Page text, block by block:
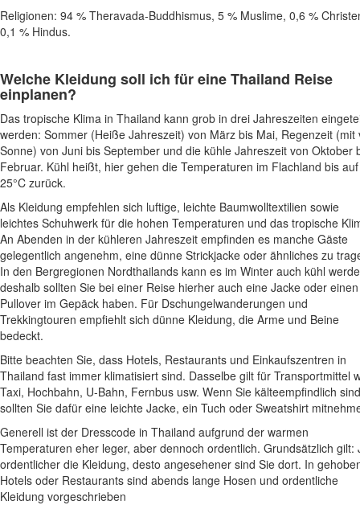
Religionen: 94 % Theravada-Buddhismus, 5 % Muslime, 0,6 %
0,1 % Hindus.
Welche Kleidung soll ich für eineThailand Reise
einplanen?
Das tropische Klima in Thailand kann grob in drei Jahreszeiten
werden: Sommer (Heiße Jahreszeit) von März bis Mai, Regenzeit (mit
Sonne) von Juni bis September und die kühle Jahreszeit von Oktober
Februar. Kühl heißt, hier gehen die Temperaturen im Flachland bis auf
25°C zurück.
Als Kleidung empfehlen sich luftige, leichte Baumwolltextilien sowie
leichtes Schuhwerk für die hohen Temperaturen und das tropische
An Abenden in der kühleren Jahreszeit empfinden es manche Gäste
gelegentlich angenehm, eine dünne Strickjacke oder ähnliches zu
In den Bergregionen Nordthailands kann es im Winter auch kühl
deshalb sollten Sie bei einer Reise hierher auch eine Jacke oder einen
Pullover im Gepäck haben. Für Dschungelwanderungen und
Trekkingtouren empfiehlt sich dünne Kleidung, die Arme und Beine
bedeckt.
Bitte beachten Sie, dass Hotels, Restaurants und Einkaufszentren in
Thailand fast immer klimatisiert sind. Dasselbe gilt für Transportmittel
Taxi, Hochbahn, U-Bahn, Fernbus usw. Wenn Sie kälteempfindlich
sollten Sie dafür eine leichte Jacke, ein Tuch oder Sweatshirt
Generell ist der Dresscode in Thailand aufgrund der warmen
Temperaturen eher leger, aber dennoch ordentlich. Grundsätzlich gilt:
ordentlicher die Kleidung, desto angesehener sind Sie dort. In
Hotels oder Restaurants sind abends lange Hosen und ordentliche
Kleidung vorgeschrieben